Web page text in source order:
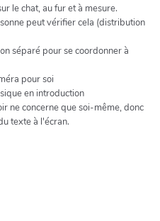
le chat, au fur et à mesure.
peut vérifier cela (distribution
séparé pour se coordonner à
pour soi
en introduction
ne concerne que soi-même, donc
texte à l'écran.